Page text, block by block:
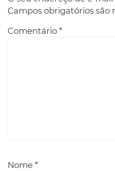
Campos obrigatórios são
Comentário *
Nome *